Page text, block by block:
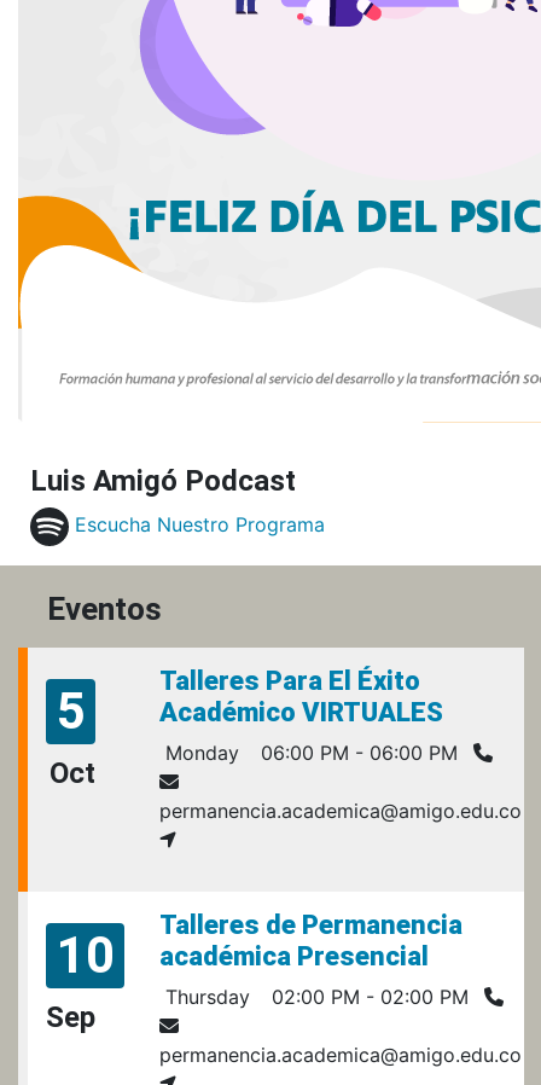
Luis Amigó Podcast
Escucha Nuestro Programa
Eventos
5
Oct
Talleres Para El Éxito
Académico VIRTUALES
Monday 06:00 PM - 06:00 PM
permanencia.academica@amigo.edu.co
10
Sep
Talleres de Permanencia
académica Presencial
Thursday 02:00 PM - 02:00 PM
permanencia.academica@amigo.edu.co